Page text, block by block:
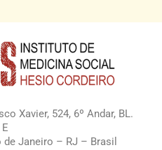
Xavier, 524, 6º Andar, BL.
E
de Janeiro – RJ – Brasil